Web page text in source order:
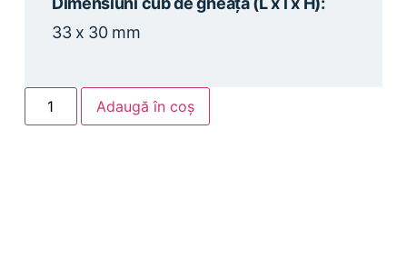
33 x 30 mm
Adaugă în coș